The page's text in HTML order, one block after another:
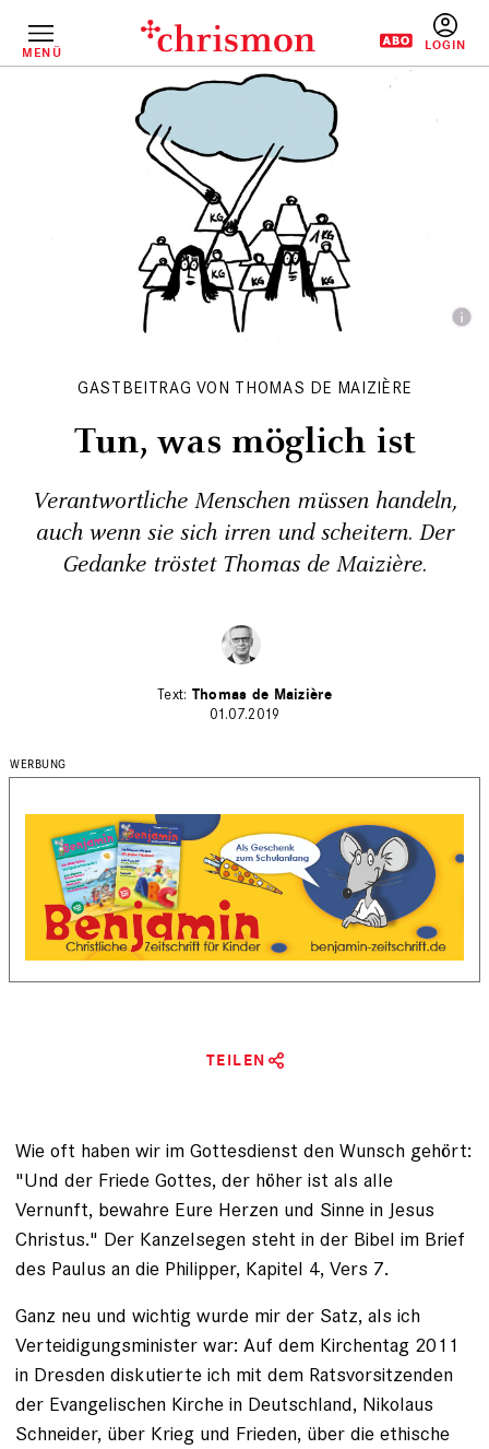
InhaltMENÜ
GASTBEITRAG VON THOMAS DE MAIZIÈRE
Tun, was möglich ist
Verantwortliche Menschen müssen handeln,
auch wenn sie sich irren und scheitern. Der
Gedanke tröstet Thomas de Maizière.
Thomas de Maizière
01.07.2019
TEILEN
Wie oft haben wir im Gottesdienst den Wunsch gehört:
"Und der Friede Gottes, der höher ist als alle
Vernunft, bewahre Eure Herzen und Sinne in Jesus
Christus." Der Kanzelsegen steht in der Bibel im Brief
des Paulus an die Philipper, Kapitel 4, Vers 7.
Ganz neu und wichtig wurde mir der Satz, als ich
Verteidigungsminister war: Auf dem Kirchentag 2011
in ­Dresden diskutierte ich mit dem Ratsvorsitzenden
der Evangelischen Kirche in Deutschland, Nikolaus
Schneider, über Krieg und Frieden, über die ethische